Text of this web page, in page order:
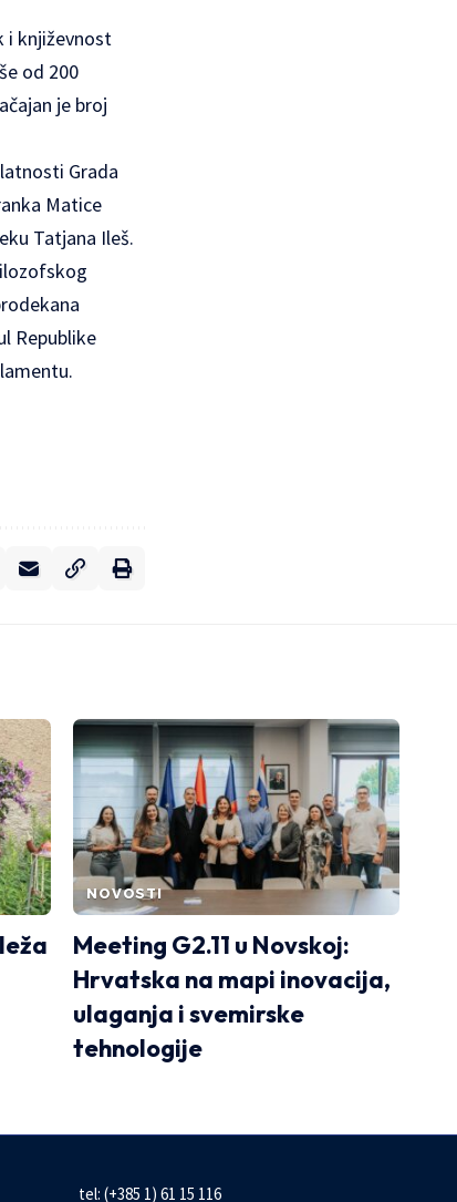
i književnost
od 200
je broj
Grada
Matice
Tatjana Ileš.
Republike
NOVOSTI
Meeting G2.11 u Novskoj:
Hrvatska na mapi inovacija,
ulaganja i svemirske
tehnologije
tel: (+385 1) 61 15 116